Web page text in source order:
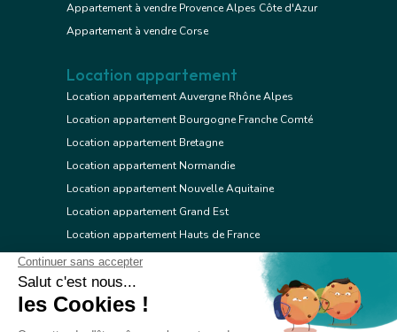
Appartement à vendre Provence Alpes Côte d'Azur
Appartement à vendre Corse
Location appartement
Location appartement Auvergne Rhône Alpes
Location appartement Bourgogne Franche Comté
Location appartement Bretagne
Location appartement Normandie
Location appartement Nouvelle Aquitaine
Location appartement Grand Est
Location appartement Hauts de France
Location appartement Ile de France
Location appartement Centre Val de Loire
Location appartement Occitanie